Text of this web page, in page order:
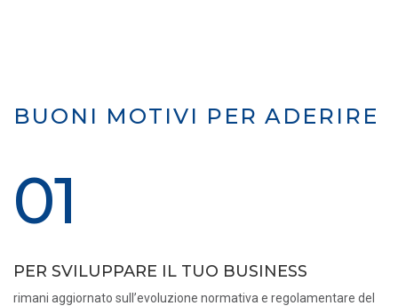
BUONI MOTIVI PER ADERIRE
01
PER SVILUPPARE IL TUO BUSINESS
rimani aggiornato sull’evoluzione normativa e regolamentare del